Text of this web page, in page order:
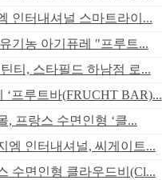
인터내셔널 스마트라이...
기농 아기퓨레 "프루트...
티, 스타필드 하남점 로...
‘프루트바(FRUCHT BAR)...
, 프랑스 수면인형 ‘클...
엠 인터내셔널, 씨게이트...
수면인형 클라우드비(Cl...